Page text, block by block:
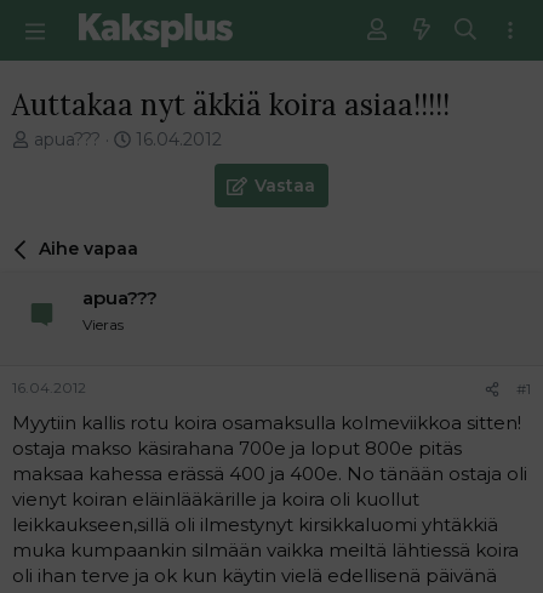
Auttakaa nyt äkkiä koira asiaa!!!!!
V
e
t
n
a
l
o
i
t
t
a
apua???
E
m
i
i
e
s
t
i
16.04.2012
Vastaa
Aihe vapaa
apua???
Vieras
16.04.2012 #1
Myytiin kallis rotu koira osamaksulla kolmeviikkoa sitten!
ostaja makso käsirahana 700e ja loput 800e pitäs
maksaa kahessa erässä 400 ja 400e. No tänään ostaja oli
vienyt koiran eläinlääkärille ja koira oli kuollut
leikkaukseen,sillä oli ilmestynyt kirsikkaluomi yhtäkkiä
muka kumpaankin silmään vaikka meiltä lähtiessä koira
oli ihan terve ja ok kun käytin vielä edellisenä päivänä